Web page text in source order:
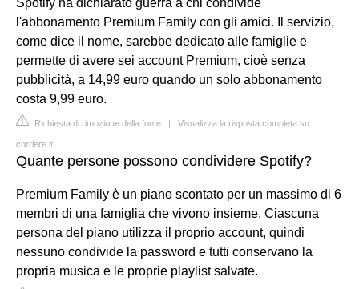
l'abbonamento Premium Family con gli amici. Il servizio,
come dice il nome, sarebbe dedicato alle famiglie e
permette di avere sei account Premium, cioè senza
pubblicità, a 14,99 euro quando un solo abbonamento
costa 9,99 euro.
Richiesta di rimozione della fonte | Visualizza la risposta completa su
corriere.it
Quante persone possono condividere Spotify?
Premium Family è un piano scontato per un massimo di 6
membri di una famiglia che vivono insieme. Ciascuna
persona del piano utilizza il proprio account, quindi
nessuno condivide la password e tutti conservano la
propria musica e le proprie playlist salvate.